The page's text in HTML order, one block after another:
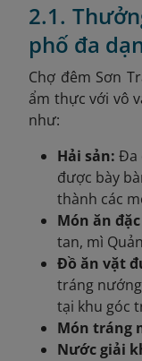
2.1.
phố đa
Chợ đêm Sơn
ẩm thực với vô
như:
Hải sản: Đa
được bày
thành các
Món ăn
tan, mì
Đồ ăn vặt
tráng
tại khu góc
Món tráng
Nước giải